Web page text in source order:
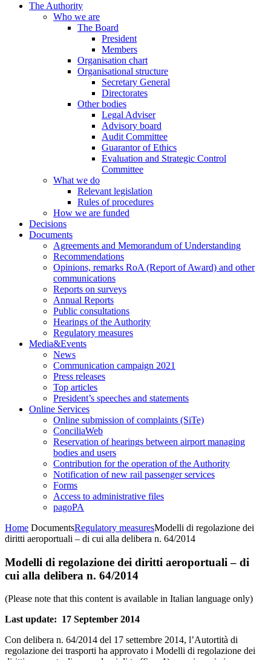
The Authority
Who we are
The Board
President
Members
Organisation chart
Organisational structure
Secretary General
Directorates
Other bodies
Legal Adviser
Advisory board
Audit Committee
Guarantor of Ethics
Evaluation and Strategic Control
Committee
What we do
Relevant legislation
Rules of procedures
How we are funded
Decisions
Documents
Agreements and Memorandum of Understanding
Recommendations
Opinions, remarks RoA (Report of Award) and other
communications
Reports on surveys
Annual Reports
Public consultations
Hearings of the Authority
Regulatory measures
Media&Events
News
Communication campaign 2021
Press releases
Top articles
President’s speeches and statements
Online Services
Online submission of complaints (SiTe)
ConciliaWeb
Reservation of hearings between airport managing
bodies and users
Contribution for the operation of the Authority
Notification of new rail passenger services
Forms
Access to administrative files
pagoPA
Home DocumentsRegulatory measuresModelli di regolazione dei
diritti aeroportuali – di cui alla delibera n. 64/2014
Modelli di regolazione dei diritti aeroportuali – di
cui alla delibera n. 64/2014
(Please note that this content is available in Italian language only)
Last update: 17 September 2014
Con delibera n. 64/2014 del 17 settembre 2014, l’Autortità di
regolazione dei trasporti ha approvato i Modelli di regolazione dei